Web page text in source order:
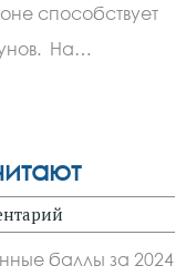
способствует
На…
баллы за 2024